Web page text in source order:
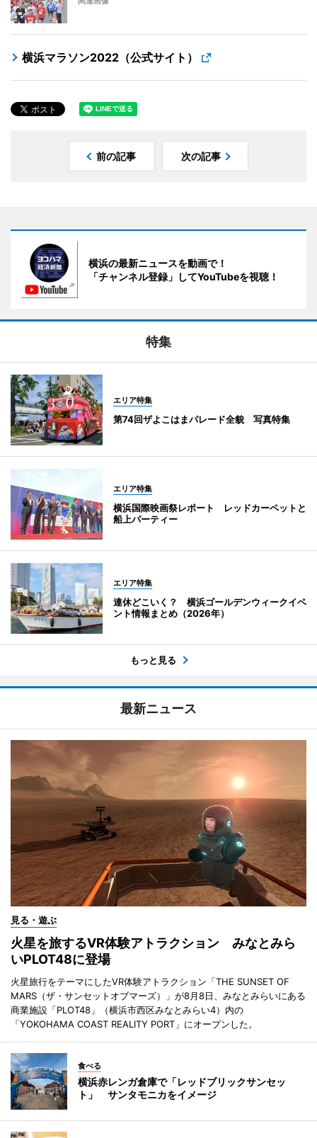
横浜マラソン2022（公式サイト）
前の記事 次の記事
横浜の最新ニュースを動画で！
「チャンネル登録」してYouTubeを視聴！
特集
エリア特集
第74回ザよこはまパレード全貌 写真特集
エリア特集
横浜国際映画祭レポート レッドカーペットと
船上パーティー
エリア特集
連休どこいく？ 横浜ゴールデンウィークイベ
ント情報まとめ（2026年）
もっと見る
最新ニュース
見る・遊ぶ
火星を旅するVR体験アトラクション みなとみら
いPLOT48に登場
火星旅行をテーマにしたVR体験アトラクション「THE SUNSET OF
MARS（ザ・サンセットオブマーズ）」が8月8日、みなとみらいにある
商業施設「PLOT48」（横浜市西区みなとみらい4）内の
「YOKOHAMA COAST REALITY PORT」にオープンした。
食べる
横浜赤レンガ倉庫で「レッドブリックサンセッ
ト」 サンタモニカをイメージ